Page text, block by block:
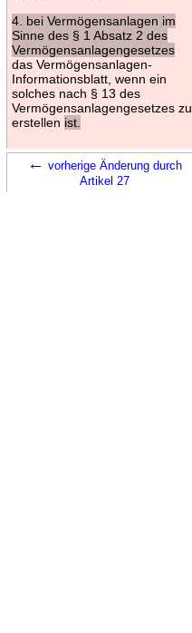
4. bei Vermögensanlagen im
Sinne des § 1 Absatz 2 des
Vermögensanlagengesetzes
das Vermögensanlagen-
Informationsblatt, wenn ein
solches nach § 13 des
Vermögensanlagengesetzes zu
erstellen ist.
← vorherige Änderung durch
Artikel 27